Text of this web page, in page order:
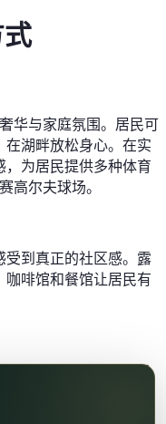
华与家庭氛围。居民可
湖畔放松身心。在实
为居民提供多种体育
高尔夫球场。
受到真正的社区感。露
啡馆和餐馆让居民有
马术运动中心的迪拜马
离阿拉伯牧场不远的
自行车道和迪拜板